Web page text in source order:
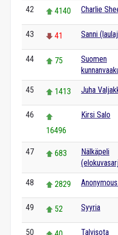
42 4140 Charlie
43 41 Sanni
44 75
Suomen
45 1413 Juha
46
16496
Kirsi Salo
47 683
Nälkäpeli
48 2829
49 52 Syyria
50 Talvisota